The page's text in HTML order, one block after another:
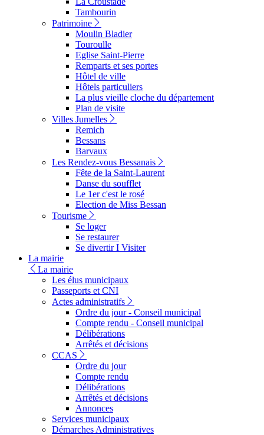
Tambourin
Patrimoine
Moulin Bladier
Touroulle
Eglise Saint-Pierre
Remparts et ses portes
Hôtel de ville
Hôtels particuliers
La plus vieille cloche du département
Plan de visite
Villes Jumelles
Remich
Bessans
Barvaux
Les Rendez-vous Bessanais
Fête de la Saint-Laurent
Danse du soufflet
Le 1er c'est le rosé
Election de Miss Bessan
Tourisme
Se loger
Se restaurer
Se divertir I Visiter
La mairie
La mairie
Les élus municipaux
Passeports et CNI
Actes administratifs
Ordre du jour - Conseil municipal
Compte rendu - Conseil municipal
Délibérations
Arrêtés et décisions
CCAS
Ordre du jour
Compte rendu
Délibérations
Arrêtés et décisions
Annonces
Services municipaux
Démarches Administratives